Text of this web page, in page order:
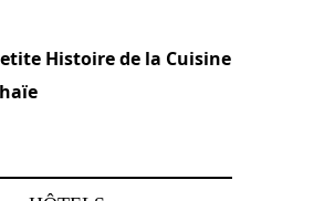
Histoire de la Cuisine